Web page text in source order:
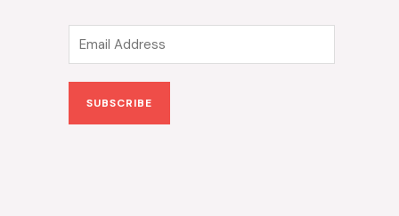
m
a
SUBSCRIBE